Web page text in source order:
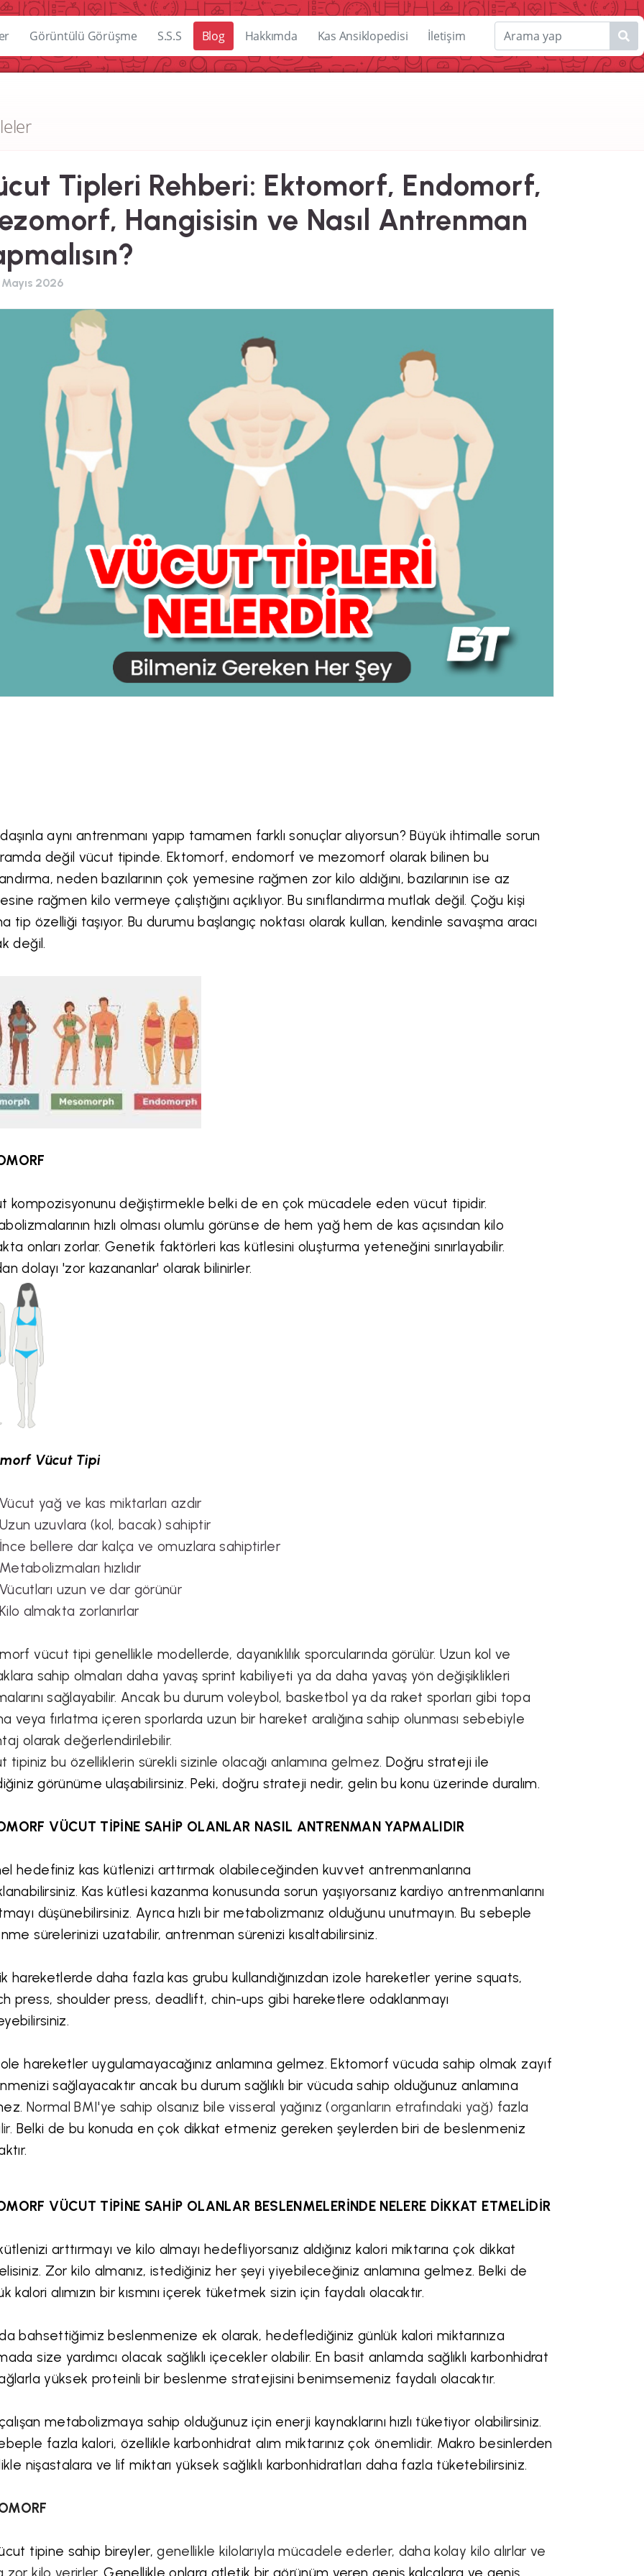
Görüntülü Görüşme S.S.S Blog Hakkımda Kas Ansiklopedisi İletişim
Tipleri Rehberi: Ektomorf, Endomorf,
Hangisisin ve Nasıl Antrenman
2026
aynı antrenmanı yapıp tamamen farklı sonuçlar alıyorsun? Büyük ihtimalle sorun
değil vücut tipinde. Ektomorf, endomorf ve mezomorf olarak bilinen bu
neden bazılarının çok yemesine rağmen zor kilo aldığını, bazılarının ise az
rağmen kilo vermeye çalıştığını açıklıyor. Bu sınıflandırma mutlak değil. Çoğu kişi
tip özelliği taşıyor. Bu durumu başlangıç noktası olarak kullan, kendinle savaşma aracı
değil.
kompozisyonunu değiştirmekle belki de en çok mücadele eden vücut tipidir.
hızlı olması olumlu görünse de hem yağ hem de kas açısından kilo
onları zorlar. Genetik faktörleri kas kütlesini oluşturma yeteneğini sınırlayabilir.
dolayı 'zor kazananlar' olarak bilinirler.
Vücut Tipi
Vücut yağ ve kas miktarları azdır
Uzun uzuvlara (kol, bacak) sahiptir
İnce bellere dar kalça ve omuzlara sahiptirler
Metabolizmaları hızlıdır
Vücutları uzun ve dar görünür
Kilo almakta zorlanırlar
vücut tipi genellikle modellerde, dayanıklılık sporcularında görülür. Uzun kol ve
sahip olmaları daha yavaş sprint kabiliyeti ya da daha yavaş yön değişiklikleri
sağlayabilir. Ancak bu durum voleybol, basketbol ya da raket sporları gibi topa
veya fırlatma içeren sporlarda uzun bir hareket aralığına sahip olunması sebebiyle
olarak değerlendirilebilir.
tipiniz bu özelliklerin sürekli sizinle olacağı anlamına gelmez. Doğru strateji ile
görünüme ulaşabilirsiniz. Peki, doğru strateji nedir, gelin bu konu üzerinde duralım.
VÜCUT TİPİNE SAHİP OLANLAR NASIL ANTRENMAN YAPMALIDIR
hedefiniz kas kütlenizi arttırmak olabileceğinden kuvvet antrenmanlarına
Kas kütlesi kazanma konusunda sorun yaşıyorsanız kardiyo antrenmanlarını
düşünebilirsiniz. Ayrıca hızlı bir metabolizmanız olduğunu unutmayın. Bu sebeple
sürelerinizi uzatabilir, antrenman sürenizi kısaltabilirsiniz.
hareketlerde daha fazla kas grubu kullandığınızdan izole hareketler yerine squats,
press, shoulder press, deadlift, chin-ups gibi hareketlere odaklanmayı
hareketler uygulamayacağınız anlamına gelmez. Ektomorf vücuda sahip olmak zayıf
sağlayacaktır ancak bu durum sağlıklı bir vücuda sahip olduğunuz anlamına
Normal BMI'ye sahip olsanız bile visseral yağınız (organların etrafındaki yağ) fazla
Belki de bu konuda en çok dikkat etmeniz gereken şeylerden biri de beslenmeniz
VÜCUT TİPİNE SAHİP OLANLAR BESLENMELERİNDE NELERE DİKKAT ETMELİDİR
arttırmayı ve kilo almayı hedefliyorsanız aldığınız kalori miktarına çok dikkat
Zor kilo almanız, istediğiniz her şeyi yiyebileceğiniz anlamına gelmez. Belki de
kalori alımızın bir kısmını içerek tüketmek sizin için faydalı olacaktır.
bahsettiğimiz beslenmenize ek olarak, hedeflediğiniz günlük kalori miktarınıza
size yardımcı olacak sağlıklı içecekler olabilir. En basit anlamda sağlıklı karbonhidrat
yüksek proteinli bir beslenme stratejisini benimsemeniz faydalı olacaktır.
çalışan metabolizmaya sahip olduğunuz için enerji kaynaklarını hızlı tüketiyor olabilirsiniz.
fazla kalori, özellikle karbonhidrat alım miktarınız çok önemlidir. Makro besinlerden
nişastalara ve lif miktarı yüksek sağlıklı karbonhidratları daha fazla tüketebilirsiniz.
tipine sahip bireyler,genellikle kilolarıyla mücadele ederler, daha kolay kilo alırlar ve